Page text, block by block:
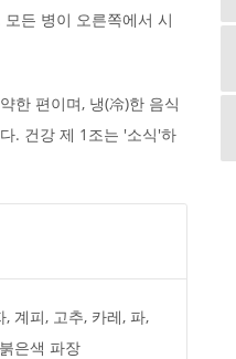
든 병이 오른쪽에서 시
한 편이며, 냉(冷)한 음식
. 건강 제 1조는 '소식'하
계피, 고추, 카레, 파,
은색 파장